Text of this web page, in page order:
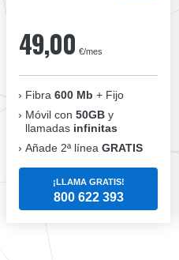
49,00 €/mes
Fibra 600 Mb + Fijo
Móvil con 50GB y
llamadas infinitas
Añade 2ª línea GRATIS
¡LLAMA GRATIS!
800 622 393